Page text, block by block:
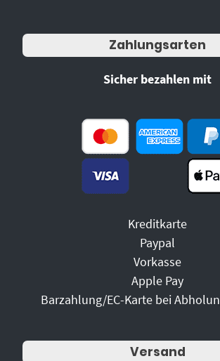
Zahlungsarten
Sicher bezahlen mit
Kreditkarte
Paypal
Vorkasse
Apple Pay
Barzahlung/EC-Karte bei
Versand